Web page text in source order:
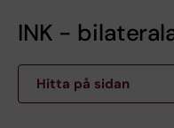
INK -
Hitta på sidan